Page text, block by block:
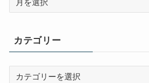
ブ
カテゴリー